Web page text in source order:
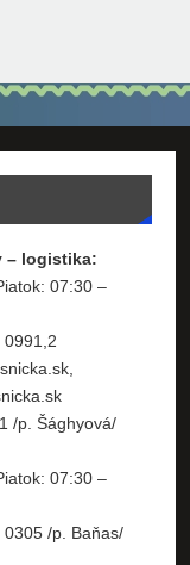
– logistika:
07:30 –
0991,2
/p. Šághyová/
07:30 –
/p. Baňas/